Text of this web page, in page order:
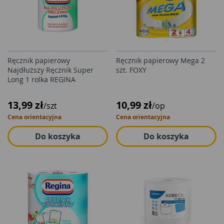
Ręcznik papierowy
Najdłuższy Ręcznik Super
Long 1 rolka REGINA
13,99 zł/szt
Cena orientacyjna
Do koszyka
Ręcznik papierowy Mega 2
szt. FOXY
10,99 zł/op
Cena orientacyjna
Do koszyka